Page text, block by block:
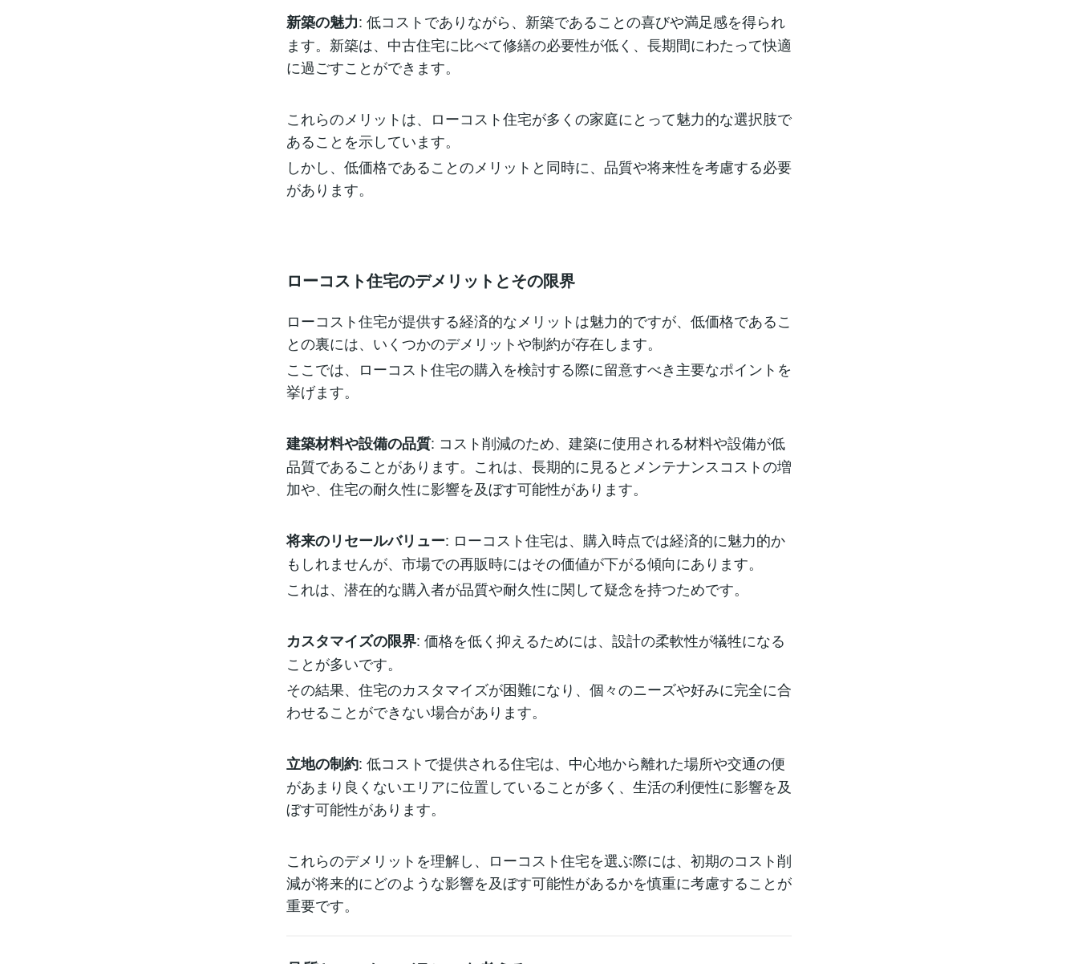
新築の魅力: 低コストでありながら、新築であることの喜びや満足感を得られ
ます。新築は、中古住宅に比べて修繕の必要性が低く、長期間にわたって快適
に過ごすことができます。
これらのメリットは、ローコスト住宅が多くの家庭にとって魅力的な選択肢で
あることを示しています。
しかし、低価格であることのメリットと同時に、品質や将来性を考慮する必要
があります。
ローコスト住宅のデメリットとその限界
ローコスト住宅が提供する経済的なメリットは魅力的ですが、低価格であるこ
との裏には、いくつかのデメリットや制約が存在します。
ここでは、ローコスト住宅の購入を検討する際に留意すべき主要なポイントを
挙げます。
建築材料や設備の品質: コスト削減のため、建築に使用される材料や設備が低
品質であることがあります。これは、長期的に見るとメンテナンスコストの増
加や、住宅の耐久性に影響を及ぼす可能性があります。
将来のリセールバリュー: ローコスト住宅は、購入時点では経済的に魅力的か
もしれませんが、市場での再販時にはその価値が下がる傾向にあります。
これは、潜在的な購入者が品質や耐久性に関して疑念を持つためです。
カスタマイズの限界: 価格を低く抑えるためには、設計の柔軟性が犠牲になる
ことが多いです。
その結果、住宅のカスタマイズが困難になり、個々のニーズや好みに完全に合
わせることができない場合があります。
立地の制約: 低コストで提供される住宅は、中心地から離れた場所や交通の便
があまり良くないエリアに位置していることが多く、生活の利便性に影響を及
ぼす可能性があります。
これらのデメリットを理解し、ローコスト住宅を選ぶ際には、初期のコスト削
減が将来的にどのような影響を及ぼす可能性があるかを慎重に考慮することが
重要です。